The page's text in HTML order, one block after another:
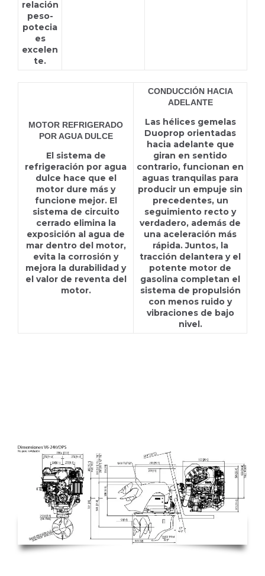
relación
peso-
potecia
es
excelen
te.
MOTOR REFRIGERADO
POR AGUA DULCE
El sistema de
refrigeración por agua
dulce hace que el
motor dure más y
funcione mejor. El
sistema de circuito
cerrado elimina la
exposición al agua de
mar dentro del motor,
evita la corrosión y
mejora la durabilidad y
el valor de reventa del
motor.
CONDUCCIÓN HACIA
ADELANTE
Las hélices gemelas
Duoprop orientadas
hacia adelante que
giran en sentido
contrario, funcionan en
aguas tranquilas para
producir un empuje sin
precedentes, un
seguimiento recto y
verdadero, además de
una aceleración más
rápida. Juntos, la
tracción delantera y el
potente motor de
gasolina completan el
sistema de propulsión
con menos ruido y
vibraciones de bajo
nivel.